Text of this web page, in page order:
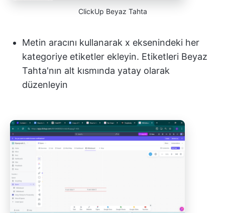
ClickUp Beyaz Tahta
Metin aracını kullanarak x eksenindeki her
kategoriye etiketler ekleyin. Etiketleri Beyaz
Tahta'nın alt kısmında yatay olarak
düzenleyin